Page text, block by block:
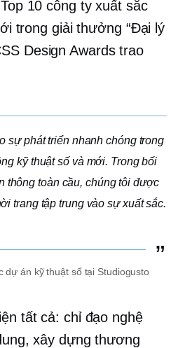
10 công ty xuất sắc
trong giải thưởng “Đại lý
Design Awards trao
sự phát triển nhanh chóng trong
kỹ thuật số và mới. Trong bối
thông toàn cầu, chúng tôi được
trang tập trung vào sự xuất sắc.
dự án kỹ thuật số tại Studiogusto
tất cả: chỉ đạo nghệ
xây dựng thương